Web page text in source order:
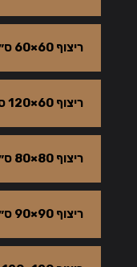
ריצוף 60×60 ס״מ
ריצוף 60×120 ס״מ
ריצוף 80×80 ס״מ
ריצוף 90×90 ס״מ